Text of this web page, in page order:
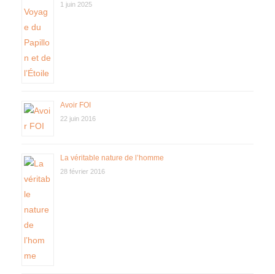
1 juin 2025
Avoir FOI
22 juin 2016
La véritable nature de l’homme
28 février 2016